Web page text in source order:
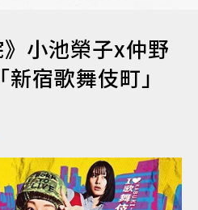
》小池榮子x仲野
宿歌舞伎町」